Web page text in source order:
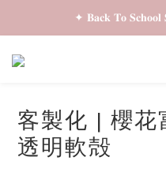
✦ 𝐁𝐚𝐜𝐤 𝐓𝐨
✦ 𝐁𝐚𝐜𝐤 𝐓𝐨
✦ 全店購物滿 𝐇𝐊𝐃𝟑𝟓𝟎
客製化 | 櫻
透明軟殻